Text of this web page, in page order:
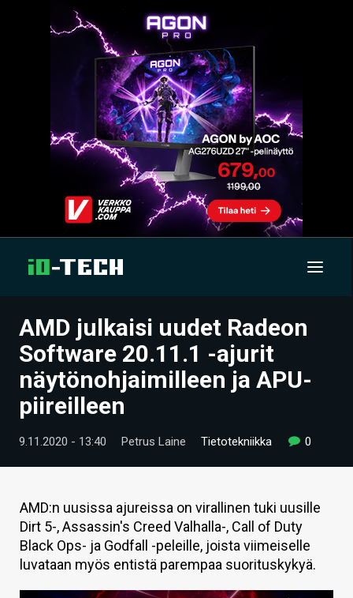
UUTISET
ARTIKKELIT
VIDEOT
TECHBBS
HINTA.FI
KAUPPA
VAIHDA TEEMA
AMD julkaisi uudet Radeon
Software 20.11.1 -ajurit
näytönohjaimilleen ja APU-
piireilleen
9.11.2020 - 13:40 Petrus Laine Tietotekniikka 0
AMD:n uusissa ajureissa on virallinen tuki uusille
Dirt 5-, Assassin's Creed Valhalla-, Call of Duty
Black Ops- ja Godfall -peleille, joista viimeiselle
luvataan myös entistä parempaa suorituskykyä.